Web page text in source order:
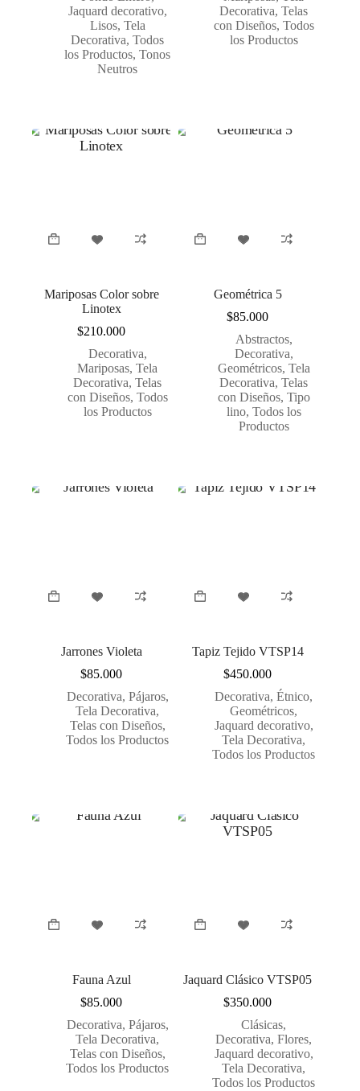
Jaquard decorativo,
Lisos, Tela
Decorativa,Todos
los Productos,Tonos
Neutros
Decorativa,Telas
con Diseños, Todos
los Productos
Mariposas Color sobre
Linotex
$210.000
Decorativa,
Mariposas,Tela
Decorativa,Telas
con Diseños, Todos
los Productos
Geométrica 5
$85.000
Abstractos,
Decorativa,
Geométricos, Tela
Decorativa,Telas
con Diseños, Tipo
lino, Todos los
Productos
Jarrones Violeta
$85.000
Decorativa, Pájaros,
Tela Decorativa,
Telas con Diseños,
Todos los Productos
Tapiz Tejido VTSP14
$450.000
Decorativa,Étnico,
Geométricos,
Jaquard decorativo,
Tela Decorativa,
Todos los Productos
Fauna Azul
$85.000
Decorativa, Pájaros,
Tela Decorativa,
Telas con Diseños,
Todos los Productos
Jaquard Clásico VTSP05
$350.000
Clásicas,
Decorativa,Flores,
Jaquard decorativo,
Tela Decorativa,
Todos los Productos